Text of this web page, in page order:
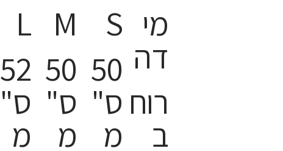
L
52
ס"
מ
M
50
ס"
מ
S
50
ס"
מ
מי
דה
רוח
ב